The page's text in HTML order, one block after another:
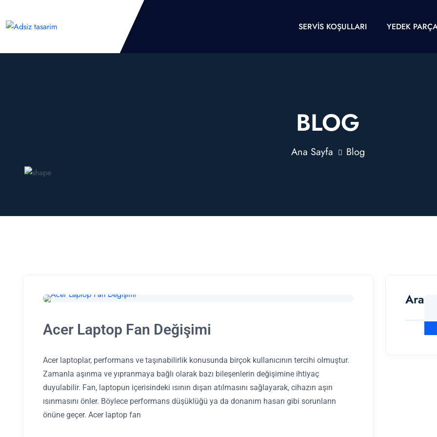
SERVIS KOŞULLARI YEDEK
BLOG
Ana Sayfa Blog
Acer Laptop Fan Değişimi
Acer laptoplar, performans ve taşınabilirlik konusunda birçok kullanıcının tercihi olmuştur.
Zamanla aşınma ve yıpranmaya bağlı olarak bazı bileşenlerin değişimine ihtiyaç
duyulabilir. Fan, laptopun içerisindeki ısının dışarı atılmasını sağlayarak, cihazın aşırı
ısınmasını önler. Böylece performans düşüklüğü ya da donanım hasarı gibi sorunların
önüne geçer. Acer laptop fan
Ara